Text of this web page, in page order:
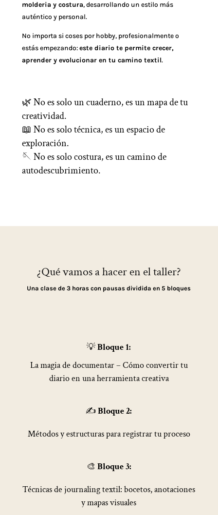
molderia y costura, desarrollando un estilo más
auténtico y personal.
No importa si coses por hobby, profesionalmente o
estás empezando:este diario te permite crecer,
aprender y evolucionar en tu camino textil.
🌿 No es solo un cuaderno, es un mapa de tu
creatividad.
📖 No es solo técnica, es un espacio de
exploración.
🪡 No es solo costura, es un camino de
autodescubrimiento.
¿Qué vamos a hacer en el taller?
Una clase de 3 horas con pausas dividida en 5 bloques
💡Bloque 1:
La magia de documentar – Cómo convertir tu
diario en una herramienta creativa
✍️Bloque 2:
Métodos y estructuras para registrar tu proceso
🎨 Bloque 3:
Técnicas de journaling textil: bocetos, anotaciones
y mapas visuales